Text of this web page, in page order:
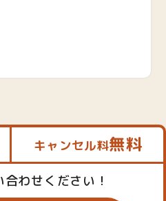
キャンセル料無料
わせください！